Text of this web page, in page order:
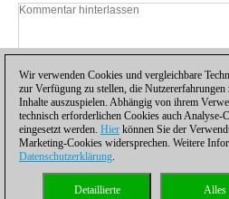
Datenschutzhinweis| Kontakt|
Wir verwenden Cookies und vergleichbare
zur Verfügung zu stellen, die Nutzererfahrungen
Inhalte auszuspielen. Abhängig von ihrem
technisch erforderlichen Cookies auch
eingesetzt werden. Hier können Sie der
Marketing-Cookies widersprechen. Weitere
Datenschutzerklärung.
Alles
Detaillierte